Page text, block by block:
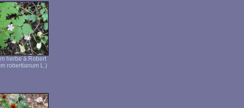
herbe à Robert
robertianum L.)